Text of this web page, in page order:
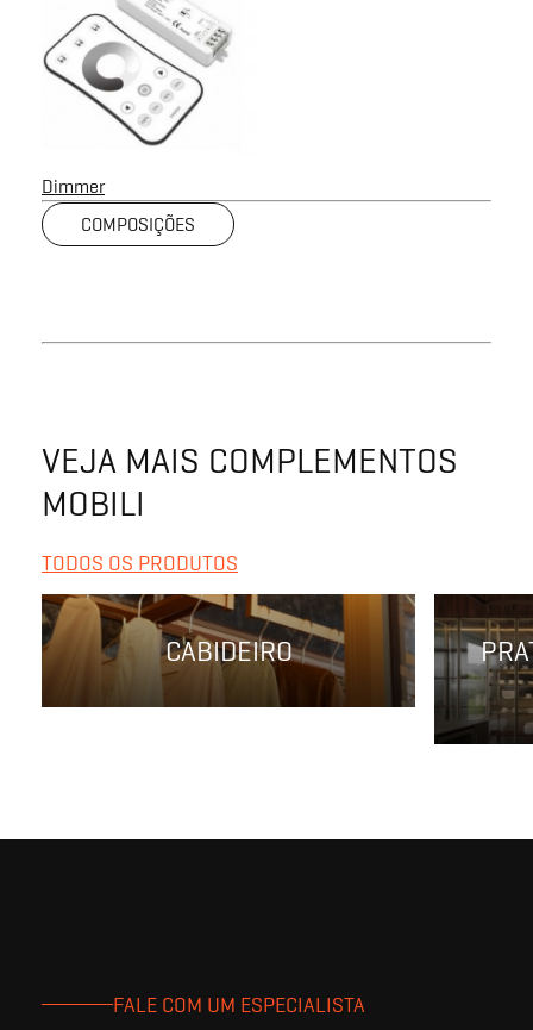
Dimmer
COMPOSIÇÕES
VEJA MAIS COMPLEMENTOS
MOBILI
TODOS OS PRODUTOS
CABIDEIRO
FALE COM UM ESPECIALISTA